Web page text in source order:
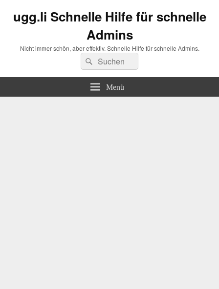
ugg.li Schnelle Hilfe für schnelle
Admins
Nicht immer schön, aber effektiv. Schnelle Hilfe für schnelle Admins.
Suchen
nach:
Suchen
Menü